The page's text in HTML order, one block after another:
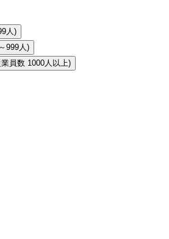
人)
999人)
員数 1000人以上)